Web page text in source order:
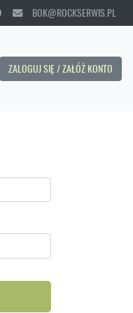
BOK@ROCKSERWIS.PL
ZALOGUJ SIĘ / ZAŁÓŻ KONTO